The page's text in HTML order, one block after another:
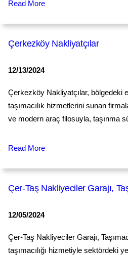
Read More
Çerkezköy Nakliyatçılar
12/13/2024
Çerkezköy Nakliyatçılar, bölgedeki
taşımacılık hizmetlerini sunan
ve modern araç filosuyla, taşınma
Read More
Çer-Taş Nakliyeciler Garajı,
12/05/2024
Çer-Taş Nakliyeciler Garajı,
taşımacılığı hizmetiyle sektördeki